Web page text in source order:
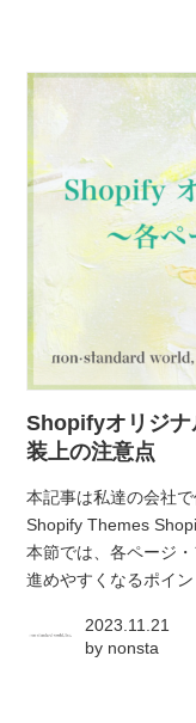
Shopifyオリジナ
装上の注意点
本記事は私達の会社
Shopify Themes
本節では、各ページ
進めやすくなるポイ
2023.11.21
by nonsta